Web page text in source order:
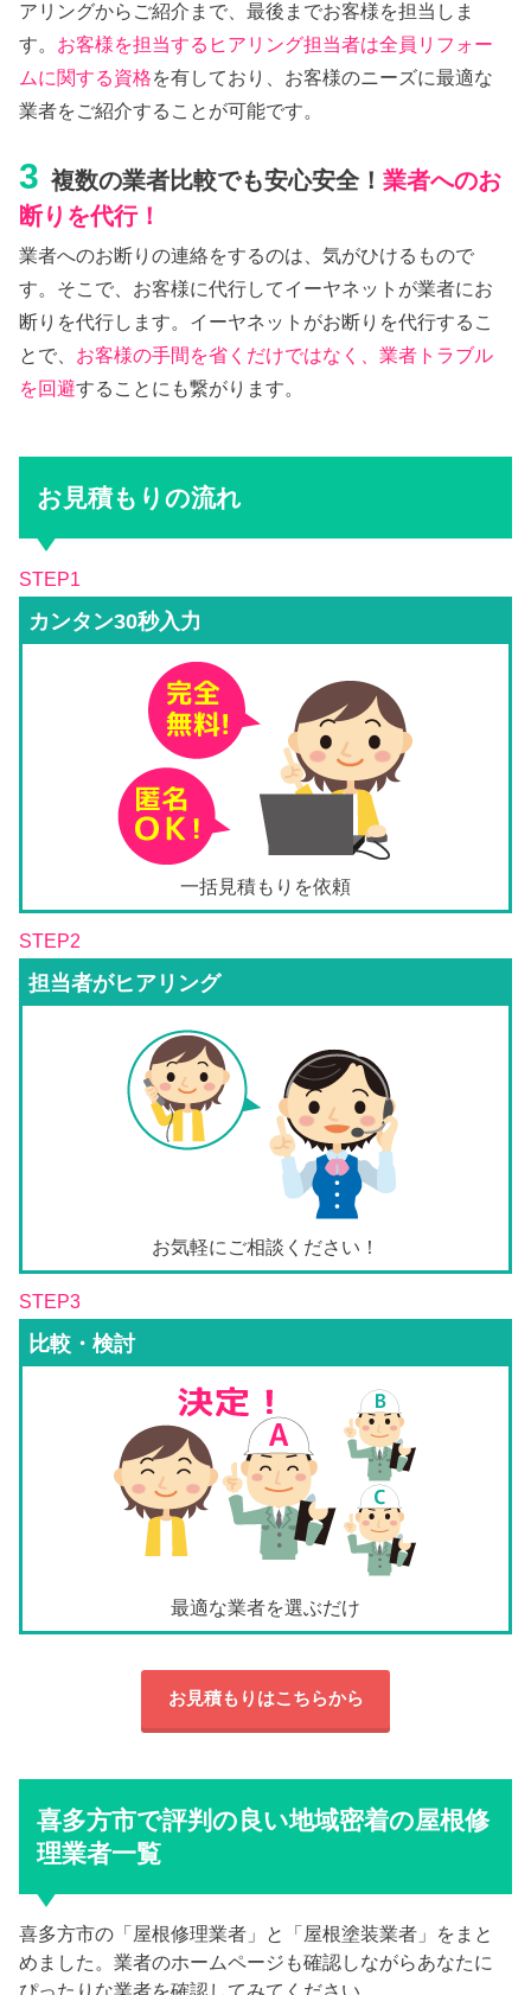
アリングからご紹介まで、最後までお客様を担当しま
す。 お客様を担当するヒアリング担当者は全員リフォー
ムに関する資格を有しており、お客様のニーズに最適な
業者をご紹介することが可能です。
3 複数の業者比較でも安心安全！業者へのお
断りを代行！
業者へのお断りの連絡をするのは、気がひけるもので
す。そこで、お客様に代行してイーヤネットが業者にお
断りを代行します。イーヤネットがお断りを代行するこ
とで、 お客様の手間を省くだけではなく、業者トラブル
を回避することにも繋がります。
お見積もりの流れ
STEP1
カンタン30秒入力
一括見積もりを依頼
STEP2
担当者がヒアリング
お気軽にご相談ください！
STEP3
比較・検討
最適な業者を選ぶだけ
お見積もりはこちらから
喜多方市で評判の良い地域密着の屋根修
理業者一覧
喜多方市の「屋根修理業者」と「屋根塗装業者」をまと
めました。業者のホームページも確認しながらあなたに
ぴったりな業者を確認してみてください。